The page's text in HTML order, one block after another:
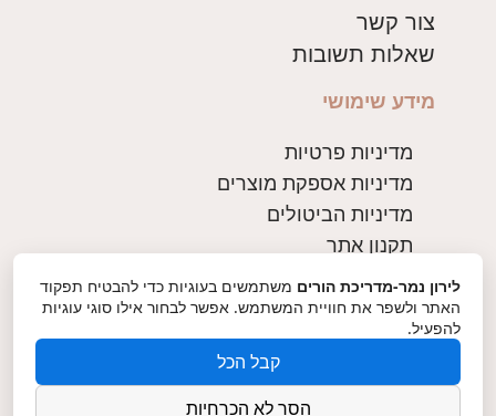
צור קשר
שאלות תשובות
מידע שימושי
מדיניות פרטיות
מדיניות אספקת מוצרים
מדיניות הביטולים
תקנון אתר
צרו קשר
054-2424066
Lironzan@gmail.com
לירון נמר-מדריכת הורים משתמשים בעוגיות כדי להבטיח תפקוד
האתר ולשפר את חוויית המשתמש. אפשר לבחור אילו סוגי עוגיות
להפעיל.
קבל הכל
הסר לא הכרחיות